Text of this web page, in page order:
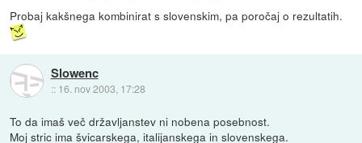
Probaj kakšnega kombinirat s slovenskim, pa poročaj o rezultatih.
Slowenc
:: 16. nov 2003, 17:28
To da imaš več državljanstev ni nobena posebnost.
Moj stric ima švicarskega, italijanskega in slovenskega.